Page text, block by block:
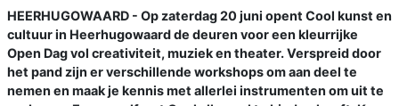
HEERHUGOWAARD - Op zaterdag 20 juni opent Cool kunst en
cultuur in Heerhugowaard de deuren voor een kleurrijke
Open Dag vol creativiteit, muziek en theater. Verspreid door
het pand zijn er verschillende workshops om aan deel te
nemen en maak je kennis met allerlei instrumenten om uit te